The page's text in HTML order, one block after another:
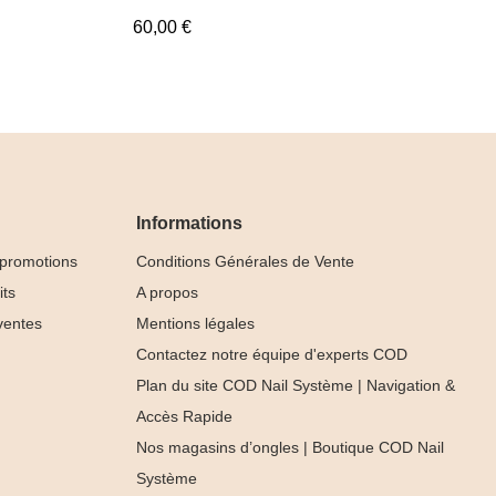
60,00 €
Collection
Informations
Conditions Générales de Vente
A propos
Mentions légales
Contactez notre équipe d'experts COD
Plan du site COD Nail Système | Navigation &
Accès Rapide
Nos magasins d’ongles | Boutique COD Nail
Système